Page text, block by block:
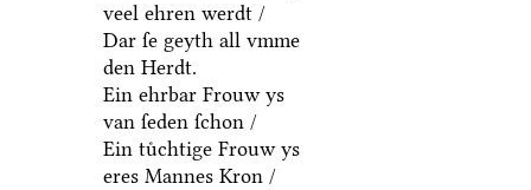
veel ehren werdt /
Dar ſe geyth all vmme
den Herdt.
Ein ehrbar Frouw ys
van ſeden ſchon /
Ein tuͤchtige Frouw ys
eres Mannes Kron /